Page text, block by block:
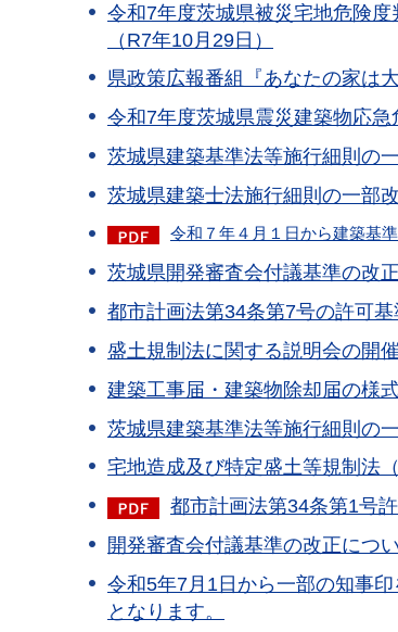
令和7年度茨城県被災宅地危険
（R7年10月29日）
県政策広報番組『あなたの家は
令和7年度茨城県震災建築物応急
茨城県建築基準法等施行細則の
茨城県建築士法施行細則の一部
令和７年４月１日から建築基
茨城県開発審査会付議基準の改
都市計画法第34条第7号の許可
盛土規制法に関する説明会の開
建築工事届・建築物除却届の様
茨城県建築基準法等施行細則の
宅地造成及び特定盛土等規制法
都市計画法第34条第1号
開発審査会付議基準の改正につ
令和5年7月1日から一部の知事
となります。